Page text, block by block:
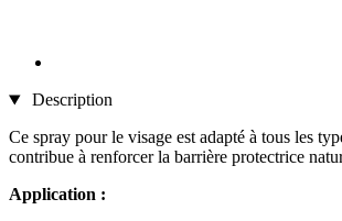
Description
Ce spray pour le visage est adapté à tous les
contribue à renforcer la barrière protectrice
Application :